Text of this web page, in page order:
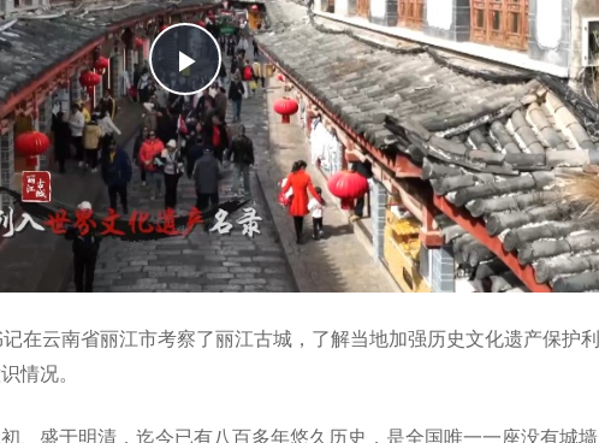
播
放
在云南省丽江市考察了丽江古城，了解当地加强历史文化遗产保护利
情况。
、盛于明清，迄今已有八百多年悠久历史，是全国唯一一座没有城墙